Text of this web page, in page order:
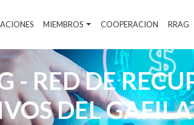
MIEMBROS COOPERACION RRAG
- RED DE
DEL